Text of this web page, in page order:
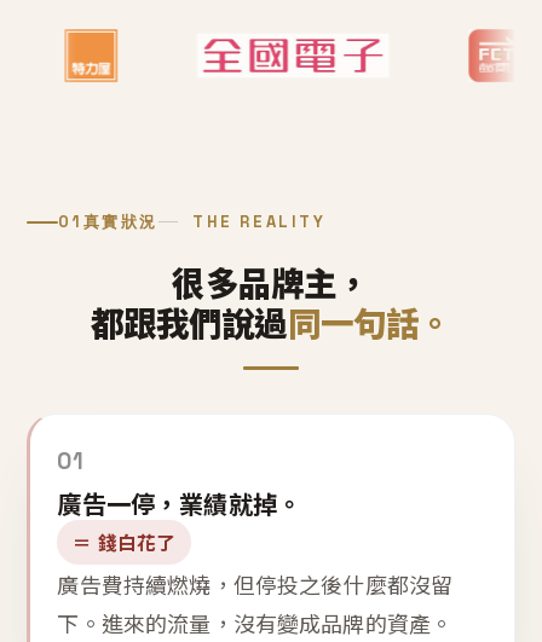
01 真實狀況 THE REALITY
很多品牌主，
都跟我們說過同一句話。
01
廣告一停，業績就掉。
＝ 錢白花了
廣告費持續燃燒，但停投之後什麼都沒留
下。進來的流量，沒有變成品牌的資產。